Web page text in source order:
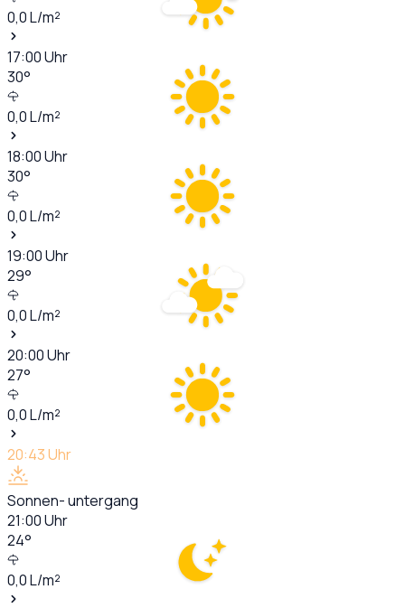
0,0L/m²
17:00Uhr
30°
0,0L/m²
18:00Uhr
30°
0,0L/m²
19:00Uhr
29°
0,0L/m²
20:00Uhr
27°
0,0L/m²
20:43Uhr
Sonnen- untergang
21:00Uhr
24°
0,0L/m²